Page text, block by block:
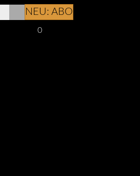
NEU: ABO
0